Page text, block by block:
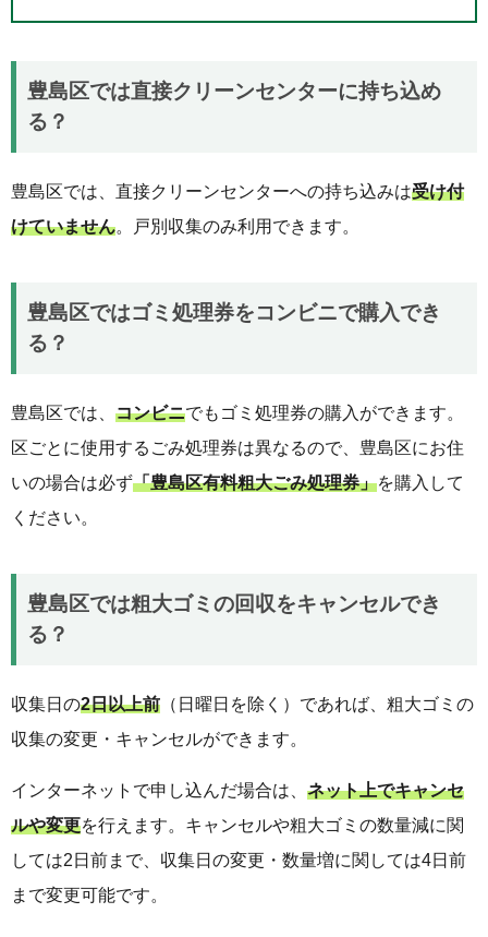
豊島区では直接クリーンセンターに持ち込め
る？
豊島区では、直接クリーンセンターへの持ち込みは受け付
けていません。戸別収集のみ利用できます。
豊島区ではゴミ処理券をコンビニで購入でき
る？
豊島区では、 コンビニでもゴミ処理券の購入ができます。
区ごとに使用するごみ処理券は異なるので、豊島区にお住
いの場合は必ず「豊島区有料粗大ごみ処理券」を購入して
ください。
豊島区では粗大ゴミの回収をキャンセルでき
る？
収集日の2日以上前 （日曜日を除く）であれば、粗大ゴミの
収集の変更・キャンセルができます。
インターネットで申し込んだ場合は、 ネット上でキャンセ
ルや変更を行えます。キャンセルや粗大ゴミの数量減に関
しては2日前まで、収集日の変更・数量増に関しては4日前
まで変更可能です。